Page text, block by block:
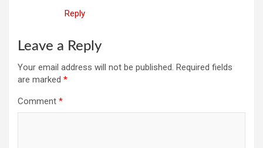
Reply
Leave a Reply
Your email address will not be published. Required fields
are marked *
Comment *